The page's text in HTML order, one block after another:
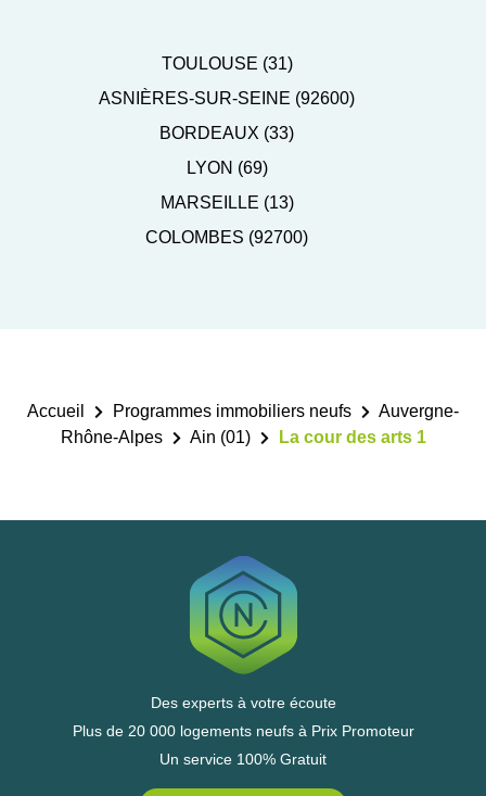
TOULOUSE (31)
ASNIÈRES-SUR-SEINE (92600)
BORDEAUX (33)
LYON (69)
MARSEILLE (13)
COLOMBES (92700)
Accueil Programmes immobiliers neufs
Auvergne-
Rhône-Alpes
Ain (01) La cour des arts 1
Des experts à votre écoute
Plus de 20 000 logements neufs à Prix Promoteur
Un service 100% Gratuit